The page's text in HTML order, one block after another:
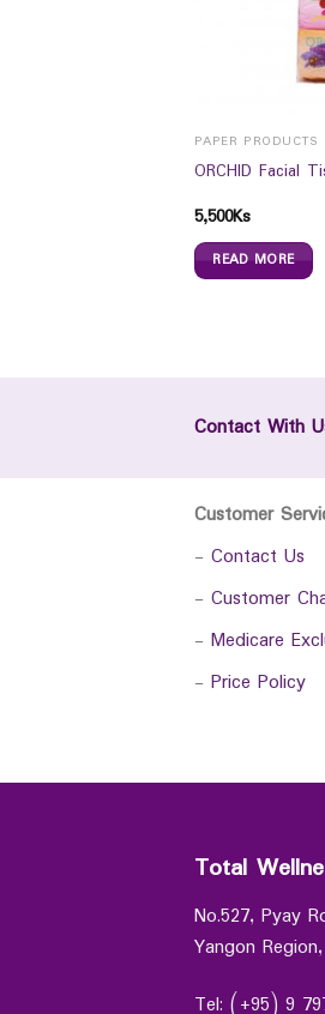
PAPER PRODUCTS
ORCHID Facial
5,500Ks
READ MORE
Contact With
Customer
- Contact Us
- Customer
- Medicare
- Price Policy
Total
No.527, Pyay
Yangon
Tel: (+95) 9